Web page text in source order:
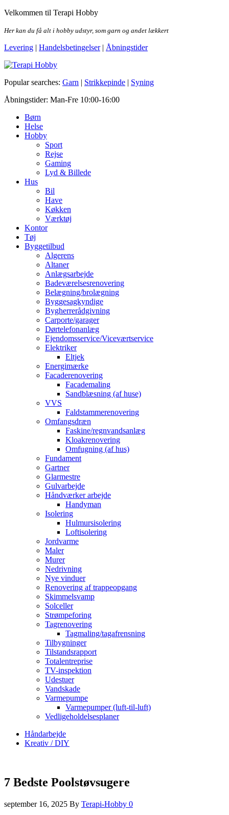
Skip
the
Velkommen til Terapi Hobby
Her kan du få alt i hobby udstyr, som garn og andet lækkert
Levering | Handelsbetingelser| Åbningstider
Terapi Hobby
Popular searches: Garn | Strikkepinde | Syning
Åbningstider: Man-Fre 10:00-16:00
Børn
Helse
Hobby
Sport
Rejse
Gaming
Lyd & Billede
Hus
Bil
Have
Køkken
Værktøj
Kontor
Tøj
Byggetilbud
Algerens
Altaner
Anlægsarbejde
Badeværelsesrenovering
Belægning/brolægning
Byggesagkyndige
Bygherrerådgivning
Carporte/garager
Dørtelefonanlæg
Ejendomsservice/Viceværtservice
Elektriker
Eltjek
Energimærke
Facaderenovering
Facademaling
Sandblæsning (af huse)
VVS
Faldstammerenovering
Omfangsdræn
Faskine/regnvandsanlæg
Kloakrenovering
Omfugning (af hus)
Fundament
Gartner
Glarmestre
Gulvarbejde
Håndværker arbejde
Handyman
Isolering
Hulmursisolering
Loftisolering
Jordvarme
Maler
Murer
Nedrivning
Nye vinduer
Renovering af trappeopgang
Skimmelsvamp
Solceller
Strømpeforing
Tagrenovering
Tagmaling/tagafrensning
Tilbygninger
Tilstandsrapport
Totalentreprise
TV-inspektion
Udestuer
Vandskade
Varmepumpe
Varmepumper (luft-til-luft)
Vedligeholdelsesplaner
Håndarbejde
Kreativ / DIY
7 Bedste Poolstøvsugere
september 16, 2025 By Terapi-Hobby 0